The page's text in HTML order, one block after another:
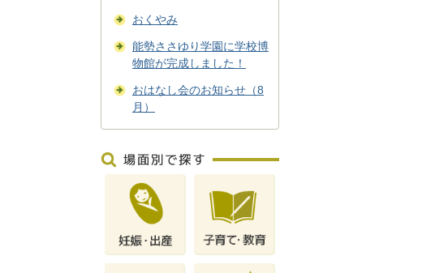
おくやみ
能勢ささゆり学園に学校博
物館が完成しました！
おはなし会のお知らせ（8
月）